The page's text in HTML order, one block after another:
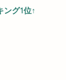
ング1位↑